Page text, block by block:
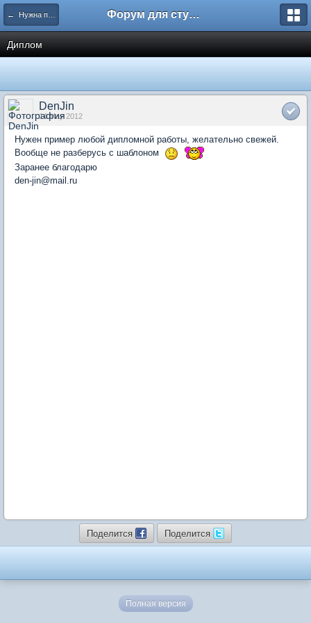
← Нужна помощь Форум для студента СГА
Диплом
DenJin
14 May 2012
Нужен пример любой дипломной работы, желательно свежей.
Вообще не разберусь с шаблоном
Заранее благодарю
den-jin@mail.ru
Поделится Поделится
Полная версия